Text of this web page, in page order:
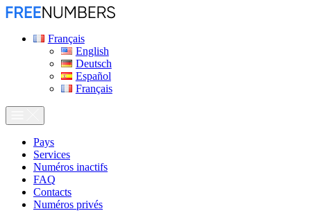
Français
English
Deutsch
Español
Français
Pays
Services
Numéros inactifs
FAQ
Contacts
Numéros privés